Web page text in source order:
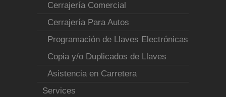
Cerrajería Comercial
Cerrajería Para Autos
Programación de Llaves Electrónicas
Copia y/o Duplicados de Llaves
Asistencia en Carretera
Services